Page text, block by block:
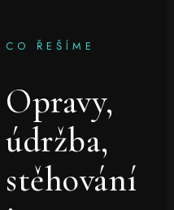
CO ŘEŠÍME
Opravy,
údržba,
stěhování